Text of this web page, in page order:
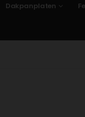
Dakpanplaten